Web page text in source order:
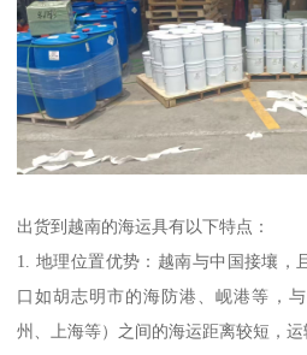
出货到越南的海运具有以下特点：
1. 地理位置优势：越南与中国接壤，
口如胡志明市的海防港、岘港等，
州、上海等）之间的海运距离较短，运